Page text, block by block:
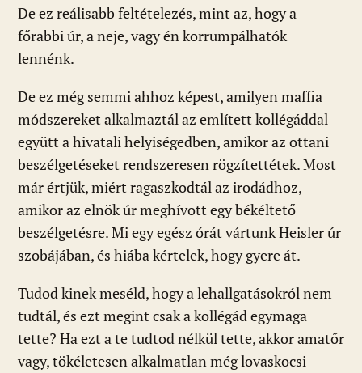
De ez reálisabb feltételezés, mint az, hogy a
főrabbi úr, a neje, vagy én korrumpálhatók
lennénk.
De ez még semmi ahhoz képest, amilyen maffia
módszereket alkalmaztál az említett kollégáddal
együtt a hivatali helyiségedben, amikor az ottani
beszélgetéseket rendszeresen rögzítettétek. Most
már értjük, miért ragaszkodtál az irodádhoz,
amikor az elnök úr meghívott egy békéltető
beszélgetésre. Mi egy egész órát vártunk Heisler úr
szobájában, és hiába kértelek, hogy gyere át.
Tudod kinek meséld, hogy a lehallgatásokról nem
tudtál, és ezt megint csak a kollégád egymaga
tette? Ha ezt a te tudtod nélkül tette, akkor amatőr
vagy, tökéletesen alkalmatlan még lovaskocsi-